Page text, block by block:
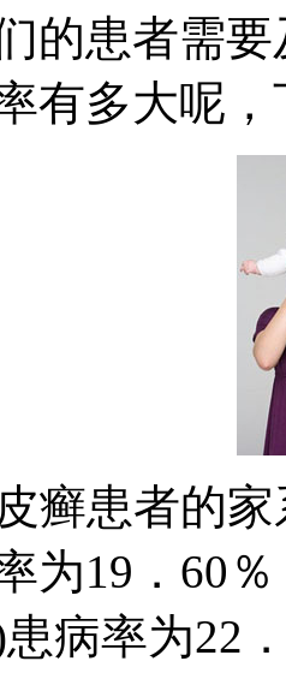
的患者需
有多大呢
癣患者的
为19．60
病率为22